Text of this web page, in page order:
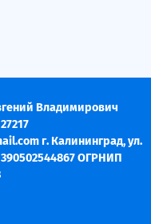
Владимирович
г. Калининград, ул.
ОГРНИП